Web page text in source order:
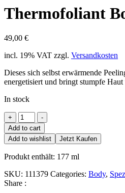
Thermofoliant
49,00 €
incl. 19% VAT zzgl. Versandkosten
Dieses sich selbst erwärmende
energetisiert und bringt stumpfe
In stock
+
Thermofoliant
Body
Scrub
quantity
-
Add to cart
Add to wishlist
Jetzt Kaufen
Produkt enthält: 177 ml
SKU: 111379 Categories: Body,
Share :